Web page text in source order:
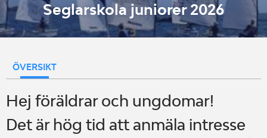
Seglarskola juniorer 2026
ÖVERSIKT
Hej föräldrar och ungdomar!
Det är hög tid att anmäla intresse